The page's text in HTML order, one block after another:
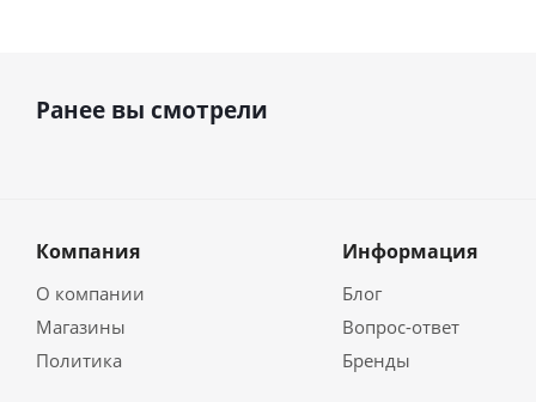
Ранее вы смотрели
Компания
О компании
Магазины
Политика
Информация
Блог
Вопрос-ответ
Бренды